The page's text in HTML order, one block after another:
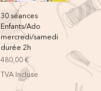
30 séances
Enfants/Ado
mercredi/samedi
durée 2h
Prix
480,00 €
TVA Incluse